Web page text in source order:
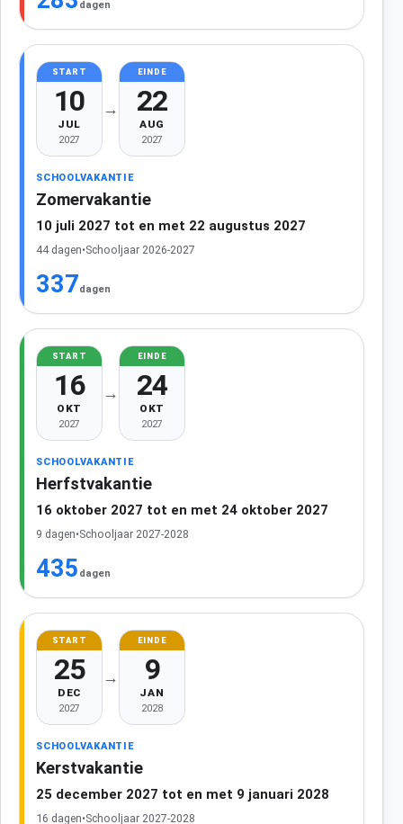
dagen
START
10
JUL
2027
→
EINDE
22
AUG
2027
SCHOOLVAKANTIE
Zomervakantie
10 juli 2027 tot en met 22 augustus 2027
44 dagen•Schooljaar 2026-2027
337dagen
START
16
OKT
2027
→
EINDE
24
OKT
2027
SCHOOLVAKANTIE
Herfstvakantie
16 oktober 2027 tot en met 24 oktober 2027
9 dagen•Schooljaar 2027-2028
435 dagen
START
25
DEC
2027
→
EINDE
9
JAN
2028
SCHOOLVAKANTIE
Kerstvakantie
25 december 2027 tot en met 9 januari 2028
16 dagen•Schooljaar 2027-2028